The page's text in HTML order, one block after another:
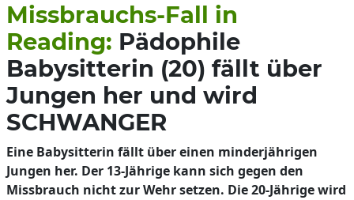
Missbrauchs-Fall in
Reading: Pädophile
Babysitterin (20) fällt über
Jungen her und wird
SCHWANGER
Eine Babysitterin fällt über einen minderjährigen
Jungen her. Der 13-Jährige kann sich gegen den
Missbrauch nicht zur Wehr setzen. Die 20-Jährige wird